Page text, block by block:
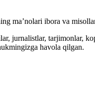
ma’nolari ibora va
jurnalistlar, tarjimonlar,
havola qilgan.